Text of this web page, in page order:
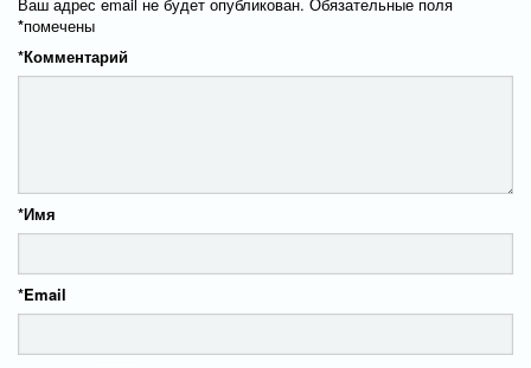
помечены
*
Комментарий
*
Имя
*
Email
*